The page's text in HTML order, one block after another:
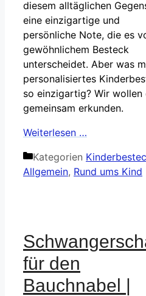
diesem alltäglichen
eine einzigartige und
persönliche Note, die es
gewöhnlichem Besteck
unterscheidet. Aber was
personalisiertes
so einzigartig? Wir wollen
gemeinsam erkunden.
Weiterlesen …
Kategorien
Allgemein, Rund ums Kind
für den
Bauchnabel |